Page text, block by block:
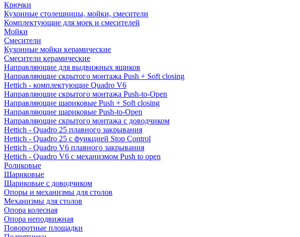
Крючки
Кухонные столешницы, мойки, смесители
Комплектующие для моек и смесителей
Мойки
Смесители
Кухонные мойки керамические
Смесители керамические
Направляющие для выдвижных ящиков
Направляющие скрытого монтажа Push + Soft closing
Hettich - комплектующие Quadro V6
Направляющие скрытого монтажа Push-to-Open
Направляющие шариковые Push + Soft closing
Направляющие шариковые Push-to-Open
Направляющие скрытого монтажа с доводчиком
Hettich - Quadro 25 плавного закрывания
Hettich - Quadro 25 с функцией Stop Control
Hettich - Quadro V6 плавного закрывания
Hettich - Quadro V6 с механизмом Push to open
Роликовые
Шариковые
Шариковые с доводчиком
Опоры и механизмы для столов
Механизмы для столов
Опора колесная
Опора неподвижная
Поворотные площадки